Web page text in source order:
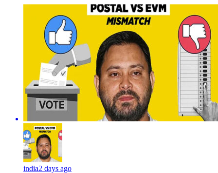
india2 days ago